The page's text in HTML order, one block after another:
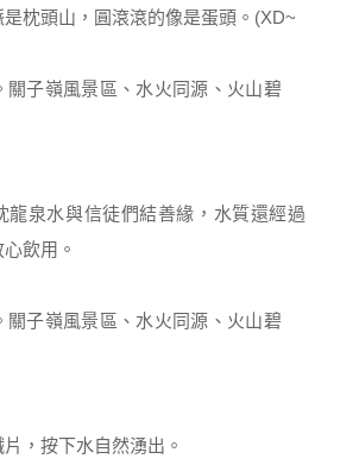
枕頭山，圓滾滾的像是蛋頭。(XD~
龍泉水與信徒們結善緣，水質還經過
飲用。
，按下水自然湧出。